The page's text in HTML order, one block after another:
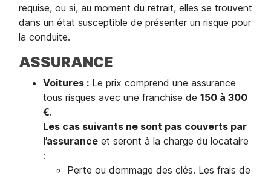
requise, ou si, au moment du retrait, elles se trouvent
dans un état susceptible de présenter un risque pour
la conduite.
ASSURANCE
Voitures : Le prix comprend une assurance
tous risques avec une franchise de 150 à 300
€.
Les cas suivants ne sont pas couverts par
l’assurance et seront à la charge du locataire
:
Perte ou dommage des clés. Les frais de